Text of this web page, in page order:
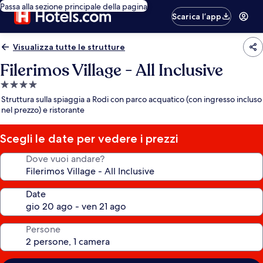
Passa alla sezione principale della pagina
Scarica l’app
Visualizza tutte le strutture
Filerimos Village - All Inclusive
Struttura
a
4.0
stelle
Struttura sulla spiaggia a Rodi con parco acquatico (con ingresso incluso
nel prezzo) e ristorante
Scegli le date per vedere i prezzi
Dove vuoi andare?
Date
Persone